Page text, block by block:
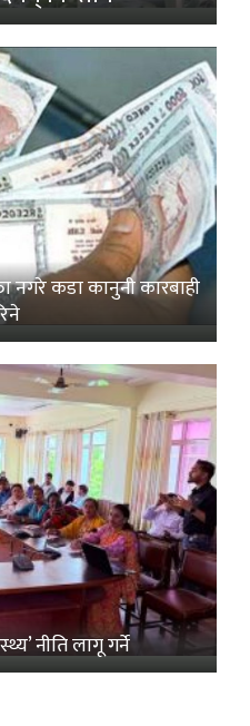
कडा कानुनी कारबाही
नीति लागू गर्ने